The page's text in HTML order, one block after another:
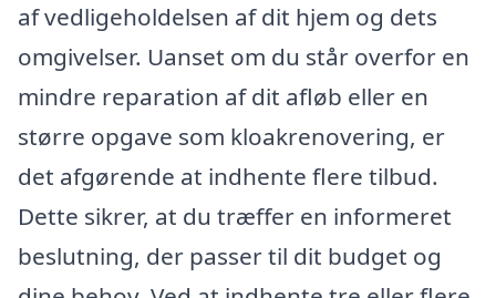
af vedligeholdelsen af dit hjem og dets
omgivelser. Uanset om du står overfor en
mindre reparation af dit afløb eller en
større opgave som kloakrenovering, er
det afgørende at indhente flere tilbud.
Dette sikrer, at du træffer en informeret
beslutning, der passer til dit budget og